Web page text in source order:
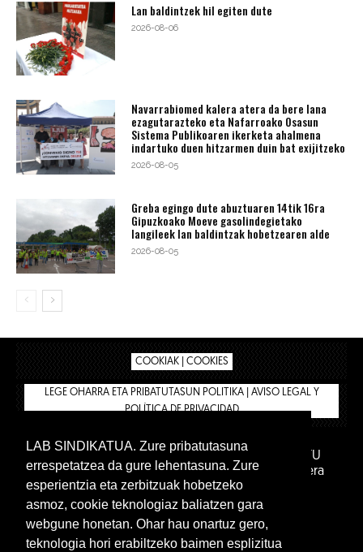
Lan baldintzek hil egiten dute
2026-08-06
Navarrabiomed kalera atera da bere lana
ezagutarazteko eta Nafarroako Osasun
Sistema Publikoaren ikerketa ahalmena
indartuko duen hitzarmen duin bat exijitzeko
2026-08-05
Greba egingo dute abuztuaren 14tik 16ra
Gipuzkoako Moeve gasolindegietako
langileek lan baldintzak hobetzearen alde
2026-08-05
COOKIAK | COOKIES
LEGE OHARRA ETA PRIBATUTASUN POLITIKA | AVISO LEGAL Y
POLÍTICA DE PRIVACIDAD
IPAR HEGOA FUNDAZIOA
AFILIATU
DENDA
BARNE GUNEA 🔑 Euskara Gaztelera
LAB SINDIKATUA. Zure pribatutasuna
errespetatzea da gure lehentasuna. Zure
esperientzia eta zerbitzuak hobetzeko
asmoz, cookie teknologiaz baliatzen gara
webgune honetan. Ohar hau onartuz gero,
teknologia hori erabiltzeko baimen esplizitua